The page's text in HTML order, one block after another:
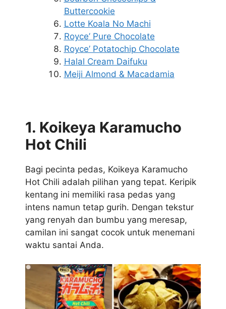
Buttercookie
Lotte Koala No Machi
Royce’ Pure Chocolate
Royce’ Potatochip Chocolate
Halal Cream Daifuku
Meiji Almond & Macadamia
1. Koikeya Karamucho
Hot Chili
Bagi pecinta pedas, Koikeya Karamucho
Hot Chili adalah pilihan yang tepat. Keripik
kentang ini memiliki rasa pedas yang
intens namun tetap gurih. Dengan tekstur
yang renyah dan bumbu yang meresap,
camilan ini sangat cocok untuk menemani
waktu santai Anda.